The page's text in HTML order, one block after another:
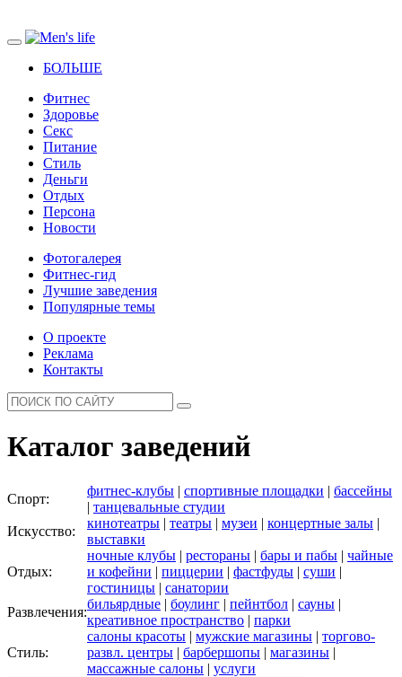
БОЛЬШЕ
Фитнес
Здоровье
Секс
Питание
Стиль
Деньги
Отдых
Персона
Новости
Фотогалерея
Фитнес-гид
Лучшие заведения
Популярные темы
О проекте
Реклама
Контакты
Каталог заведений
Спорт:
фитнес-клубы | спортивные площадки | бассейны
| танцевальные студии
Искусство:
кинотеатры | театры | музеи | концертные залы |
выставки
Отдых:
ночные клубы | рестораны | бары и пабы | чайные
и кофейни | пиццерии | фастфуды | суши |
гостиницы | санатории
Развлечения:
бильярдные | боулинг | пейнтбол | сауны |
креативное пространство | парки
Стиль:
салоны красоты | мужские магазины | торгово-
развл. центры | барбершопы | магазины |
массажные салоны | услуги